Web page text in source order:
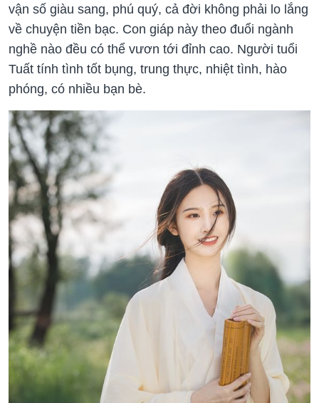
vận số giàu sang, phú quý, cả đời không phải lo lắng
về chuyện tiền bạc. Con giáp này theo đuổi ngành
nghề nào đều có thể vươn tới đỉnh cao. Người tuổi
Tuất tính tình tốt bụng, trung thực, nhiệt tình, hào
phóng, có nhiều bạn bè.